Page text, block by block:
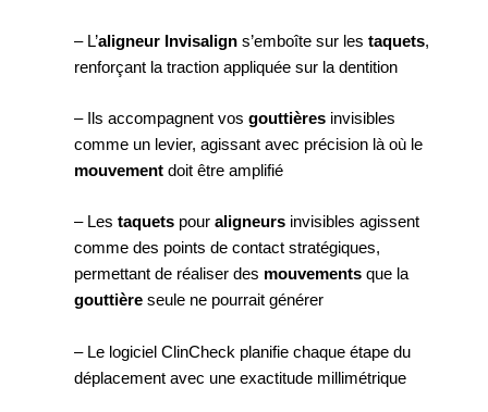
– L’aligneur Invisaligns’emboîte sur les taquets,
renforçant la traction appliquée sur la dentition
– Ils accompagnent vos gouttièresinvisibles
comme un levier, agissant avec précision là où le
mouvementdoit être amplifié
– Les taquetspour aligneursinvisibles agissent
comme des points de contact stratégiques,
permettant de réaliser des mouvementsque la
gouttièreseule ne pourrait générer
– Le logiciel ClinCheck planifie chaque étape du
déplacement avec une exactitude millimétrique